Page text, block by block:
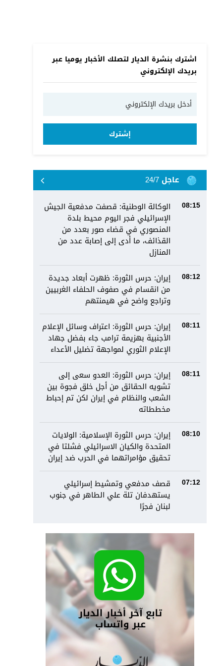
اشترك بنشرة الديار لتصلك الأخبار يوميا عبر
بريدك الإلكتروني
إشترك
عاجل 24/7
08:15
الوكالة الوطنية: قصفت مدفعية الجيش
الإسرائيلي فجر اليوم محيط بلدة
المنصوري في قضاء صور بعدد من
القذائف، ما أدى إلى إصابة عدد من
المنازل
08:12
إيران: حرس الثورة: ظهرت أبعاد جديدة
من انقسام في صفوف الحلفاء الغربيين
وتراجع واضح في هيمنتهم
08:11
إيران: حرس الثورة: اعتراف وسائل الإعلام
الأجنبية بهزيمة ترامب جاء بفضل جهاد
الإعلام الثوري لمواجهة تضليل الأعداء
08:11
إيران: حرس الثورة: العدو سعى إلى
تشويه الحقائق من أجل خلق فجوة بين
الشعب والنظام في إيران لكن تم إحباط
مخططاته
08:10
إيران: حرس الثورة الإسلامية: الولايات
المتحدة والكيان الاسرائيلي فشلتا في
تحقيق مؤامراتهما في الحرب ضد إيران
07:12
قصف مدفعي وتمشيط إسرائيلي
يستهدفان تلة علي الطاهر في جنوب
لبنان فجرًا